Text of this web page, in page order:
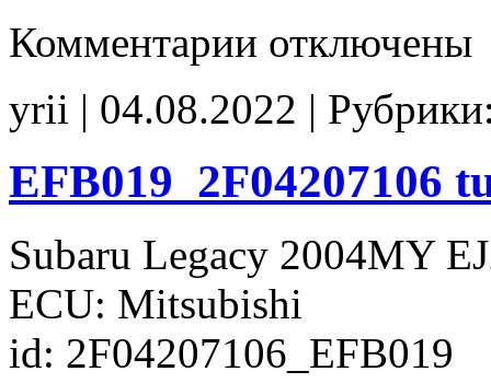
Комментарии записи
tune
E2
отключены
yrii | 04.08.2022 |
EFB019_2F04207106
Subaru Legacy 2004MY
ECU: Mitsubishi
id: 2F04207106_EFB019